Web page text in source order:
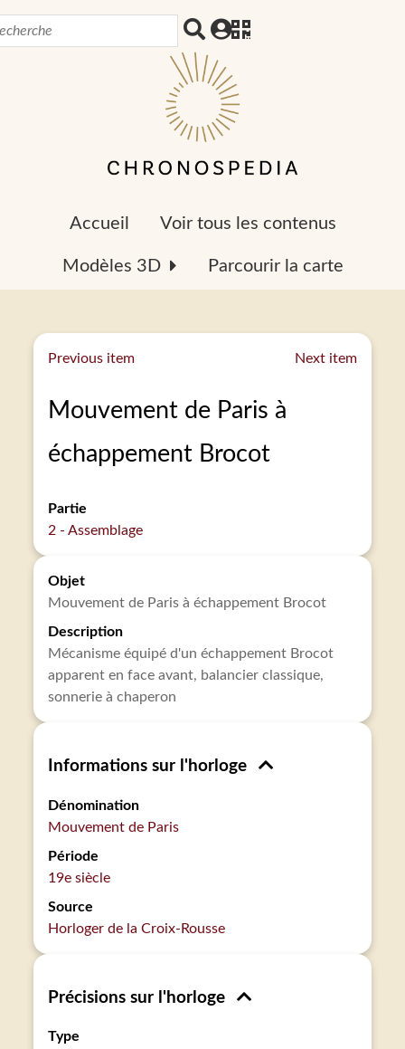
Accueil Voir tous les contenus
Modèles 3D Parcourir la carte
Previous item Next item
Mouvement de Paris à
échappement Brocot
Partie
2 - Assemblage
Objet
Mouvement de Paris à échappement Brocot
Description
Mécanisme équipé d'un échappement Brocot
apparent en face avant, balancier classique,
sonnerie à chaperon
Informations sur l'horloge
Dénomination
Mouvement de Paris
Période
19e siècle
Source
Horloger de la Croix-Rousse
Précisions sur l'horloge
Type